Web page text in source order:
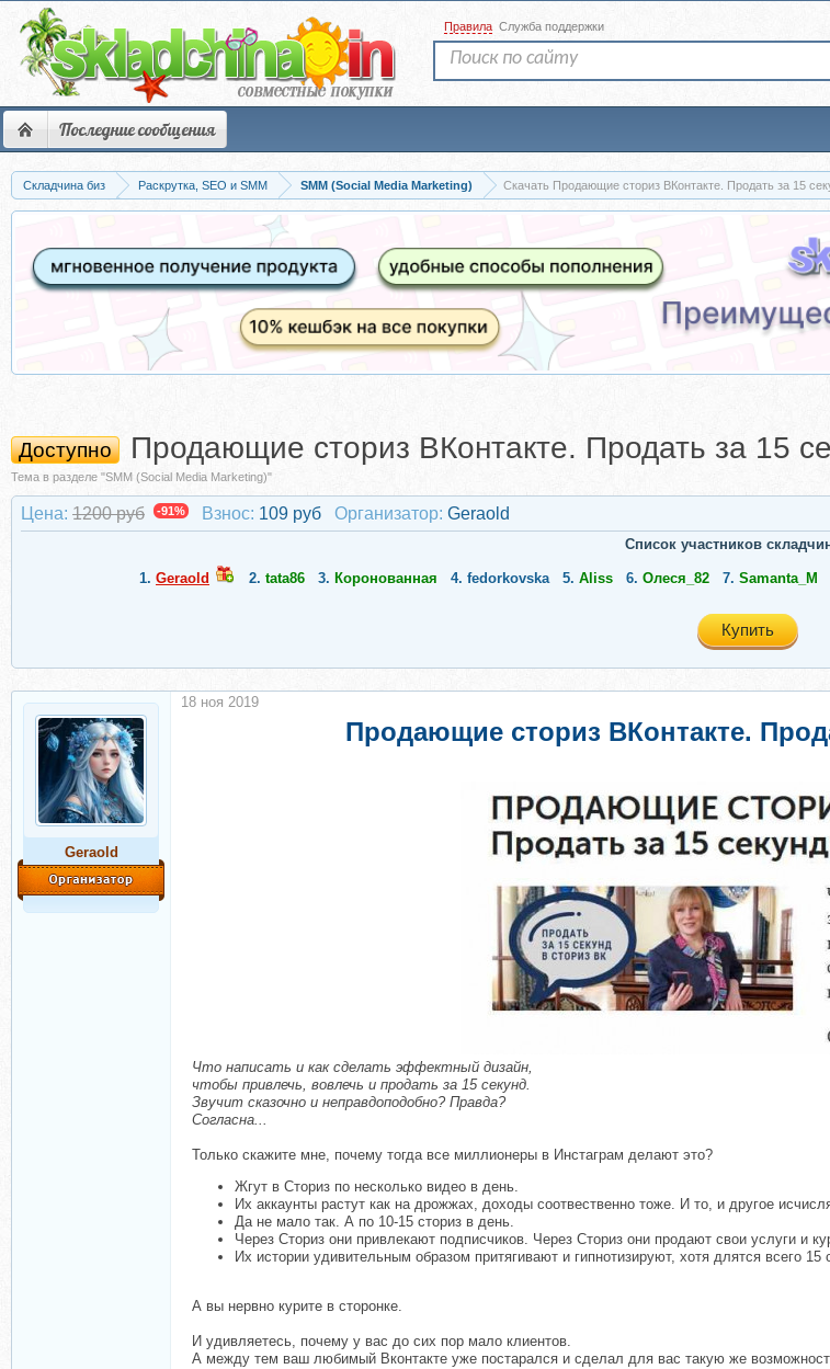
Последние сообщения
Правила Служба поддержки
Складчина биз Раскрутка, SEO и SMM SMM (Social Media Marketing) Скачать Продающие сториз ВКонтакте. Продать за 15
Доступно Продающие сториз ВКонтакте. Продать за 15
Тема в разделе "SMM (Social Media Marketing)"
Цена: 1200 руб -91% Взнос: 109 руб Организатор: Geraold
Список участников
1. Geraold 2. tata86 3. Коронованная 4. fedorkovska 5. Aliss 6. Олеся_82 7. Samanta_M
Купить
Geraold
Продающие сториз ВКонтакте.
Что написать и как сделать эффектный дизайн,
чтобы привлечь, вовлечь и продать за 15 секунд.
Звучит сказочно и неправдоподобно? Правда?
Согласна...
Только скажите мне, почему тогда все миллионеры в Инстаграм делают это?
Жгут в Сториз по несколько видео в день.
Их аккаунты растут как на дрожжах, доходы соотвественно тоже. И то, и другое
Да не мало так. А по 10-15 сториз в день.
Через Сториз они привлекают подписчиков. Через Сториз они продают свои услуги и
Их истории удивительным образом притягивают и гипнотизируют, хотя длятся всего 15
А вы нервно курите в сторонке.
И удивляетесь, почему у вас до сих пор мало клиентов.
А между тем ваш любимый Вконтакте уже постарался и сделал для вас такую же
18 ноя 2019